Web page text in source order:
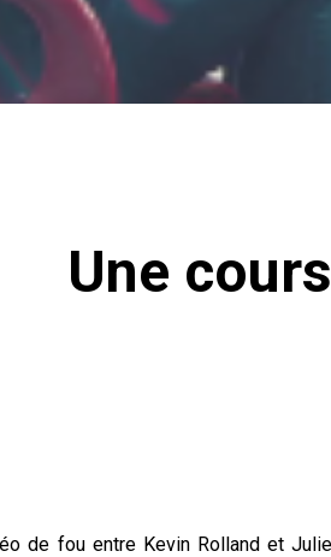
Une
de fou entre Kevin Rolland et